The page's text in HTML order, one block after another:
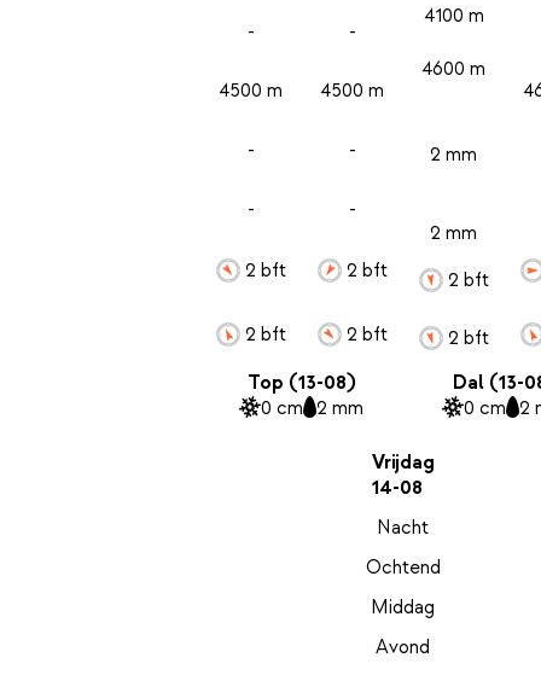
-
4500 m
-
-
2 bft
2 bft
-
4500 m
-
-
2 bft
2 bft
4100 m
4600 m
2 mm
2 mm
2 bft
2 bft
Top (13-08)
0 cm 2 mm
Dal (13-
0 cm 2
Vrijdag
14-08
Nacht
Ochtend
Middag
Avond